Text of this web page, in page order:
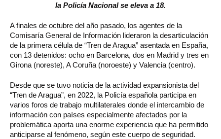
la Policía Nacional se eleva a 18.
A finales de octubre del año pasado, los agentes de la
Comisaría General de Información lideraron la desarticulación
de la primera célula de “Tren de Aragua” asentada en España,
con 13 detenidos: ocho en Barcelona, dos en Madrid y tres en
Girona (noreste), A Coruña (noroeste) y Valencia (centro).
Desde que se tuvo noticia de la actividad expansionista del
“Tren de Aragua”, en 2022, la Policía española participa en
varios foros de trabajo multilaterales donde el intercambio de
información con países especialmente afectados por la
problemática aporta una enorme experiencia que ha permitido
anticiparse al fenómeno, según este cuerpo de seguridad.